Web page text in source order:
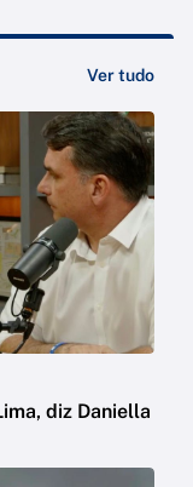
Ver tudo
diz Daniella